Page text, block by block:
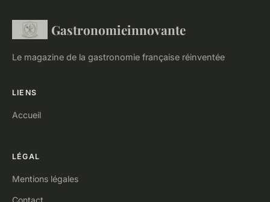
Gastronomieinnovante
Le magazine de la gastronomie française réinventée
LIENS
Accueil
LÉGAL
Mentions légales
Contact